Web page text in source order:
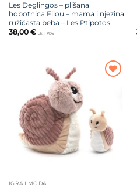
Les Deglingos – plišana
hobotnica Filou – mama i njezina
ružičasta beba – Les Ptipotos
38,00 € uklj. PDV
IGRA I MODA